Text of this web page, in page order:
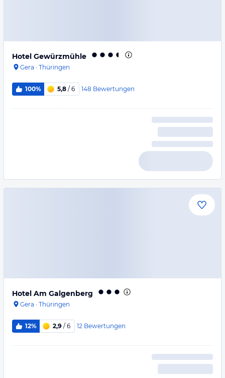
Hotel Gewürzmühle
Gera · Thüringen
100% 5,8 / 6 148 Bewertungen
Hotel Am Galgenberg
Gera · Thüringen
12% 2,9 / 6 12 Bewertungen